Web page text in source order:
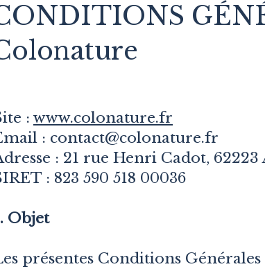
: www.colonature.fr
: contact@colonature.fr
: 21 rue Henri Cadot,
: 823 590 518 00036
Objet
présentes Conditions